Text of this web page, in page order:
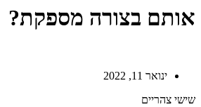
אותם בצורה מספקת?
ינואר 11, 2022
שישי צהריים